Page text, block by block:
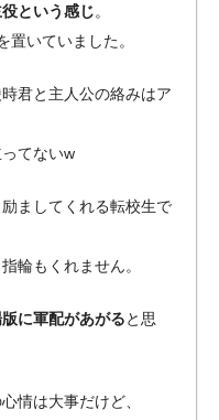
という感じ。
置いていました。
君と主人公の絡みはア
てないw
ましてくれる転校生で
輪もくれません。
に軍配があがると思
情は大事だけど、